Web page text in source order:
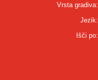
Vrsta gradiva:
Jezik:
Išči po: